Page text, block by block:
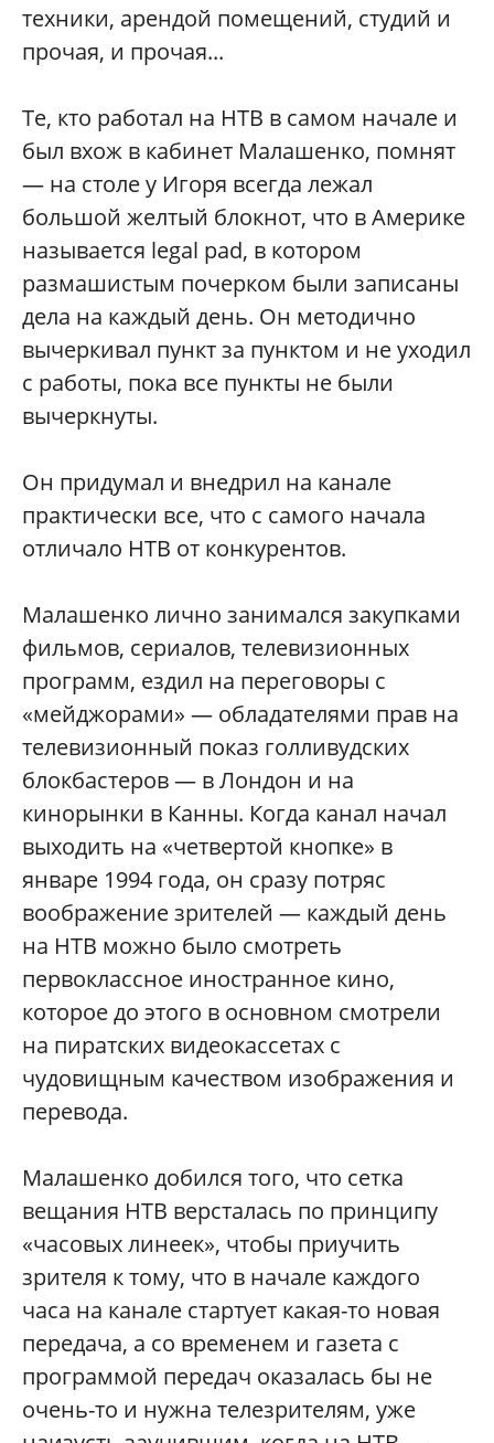
техники, арендой помещений, студий и
прочая, и прочая...
Те, кто работал на НТВ в самом начале и
был вхож в кабинет Малашенко, помнят
— на столе у Игоря всегда лежал
большой желтый блокнот, что в Америке
называется legal pad, в котором
размашистым почерком были записаны
дела на каждый день. Он методично
вычеркивал пункт за пунктом и не уходил
с работы, пока все пункты не были
вычеркнуты.
Он придумал и внедрил на канале
практически все, что с самого начала
отличало НТВ от конкурентов.
Малашенко лично занимался закупками
фильмов, сериалов, телевизионных
программ, ездил на переговоры с
«мейджорами» — обладателями прав на
телевизионный показ голливудских
блокбастеров — в Лондон и на
кинорынки в Канны. Когда канал начал
выходить на «четвертой кнопке» в
январе 1994 года, он сразу потряс
воображение зрителей — каждый день
на НТВ можно было смотреть
первоклассное иностранное кино,
которое до этого в основном смотрели
на пиратских видеокассетах с
чудовищным качеством изображения и
перевода.
Малашенко добился того, что сетка
вещания НТВ версталась по принципу
«часовых линеек», чтобы приучить
зрителя к тому, что в начале каждого
часа на канале стартует какая-то новая
передача, а со временем и газета с
программой передач оказалась бы не
очень-то и нужна телезрителям, уже